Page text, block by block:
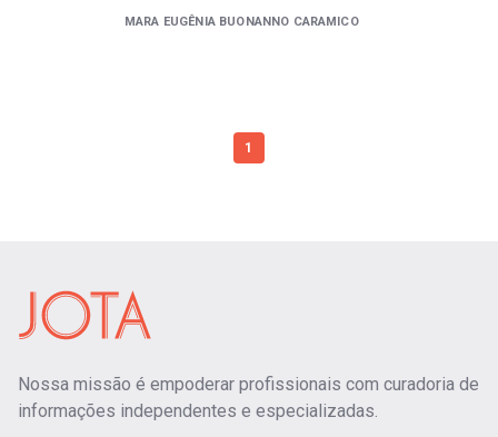
MARA EUGÊNIA BUONANNO CARAMICO
1
Nossa missão é empoderar profissionais com curadoria de
informações independentes e especializadas.